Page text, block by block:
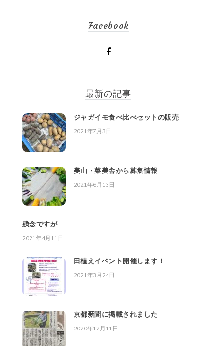
Facebook
最新の記事
ジャガイモ食べ比べセットの販売
2021年7月3日
美山・菜美舎から募集情報
2021年6月13日
残念ですが
2021年4月11日
田植えイベント開催します！
2021年3月24日
京都新聞に掲載されました
2020年12月11日